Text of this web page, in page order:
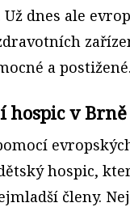
dnes ale
a postižené.
hospic v Brně
hospic,
členy.